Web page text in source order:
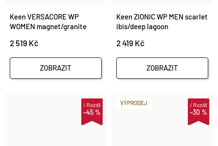
Keen VERSACORE WP
WOMEN magnet/granite
2 519 Kč
ZOBRAZIT
Keen ZIONIC WP MEN scarlet
ibis/deep lagoon
2 419 Kč
ZOBRAZIT
–45 %
iRozdíl VÝPRODEJ
–30 %
iRozdíl